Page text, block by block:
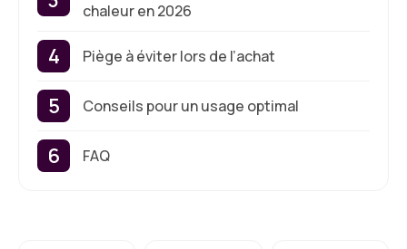
chaleur en 2026
Piège à éviter lors de l’achat
Conseils pour un usage optimal
FAQ